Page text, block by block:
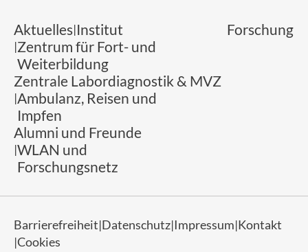
Aktuelles Institut
Forschung
Zentrum für Fort- und
Weiterbildung
Zentrale Labordiagnostik & MVZ
Ambulanz, Reisen und
Impfen
Alumni und Freunde
WLAN und
Forschungsnetz
Barrierefreiheit Datenschutz Impressum Kontakt
Cookies